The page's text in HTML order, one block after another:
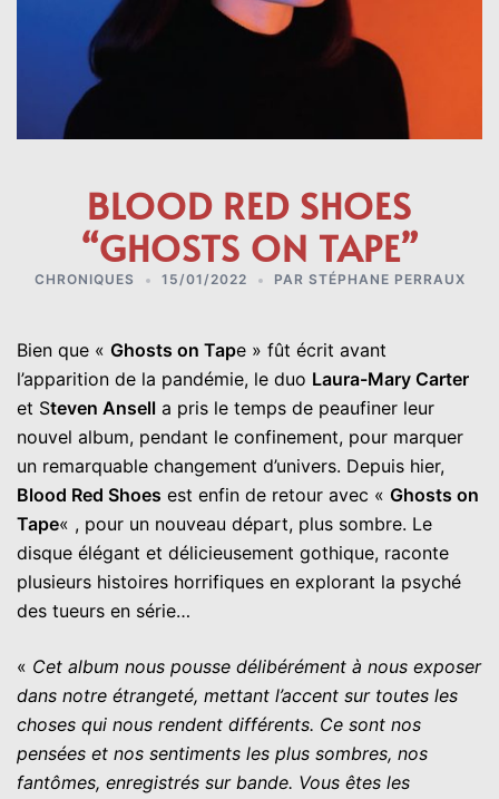
BLOOD RED SHOES
“GHOSTS ON TAPE”
CHRONIQUES 15/01/2022 PAR STÉPHANE PERRAUX
Bien que « Ghosts on Tape » fût écrit avant
l’apparition de la pandémie, le duo Laura-Mary Carter
et Steven Ansell a pris le temps de peaufiner leur
nouvel album, pendant le confinement, pour marquer
un remarquable changement d’univers. Depuis hier,
Blood Red Shoes est enfin de retour avec « Ghosts on
Tape« , pour un nouveau départ, plus sombre. Le
disque élégant et délicieusement gothique, raconte
plusieurs histoires horrifiques en explorant la psyché
des tueurs en série…
« Cet album nous pousse délibérément à nous exposer
dans notre étrangeté, mettant l’accent sur toutes les
choses qui nous rendent différents. Ce sont nos
pensées et nos sentiments les plus sombres, nos
fantômes, enregistrés sur bande. Vous êtes les